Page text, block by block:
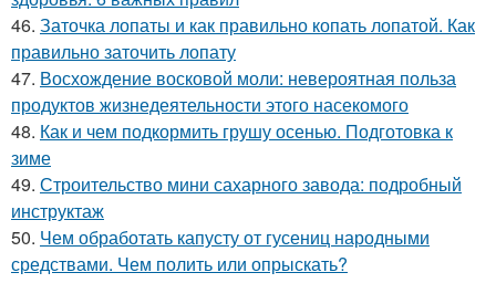
46. Заточка лопаты и как правильно копать лопатой. Как
правильно заточить лопату
47. Восхождение восковой моли: невероятная польза
продуктов жизнедеятельности этого насекомого
48. Как и чем подкормить грушу осенью. Подготовка к
зиме
49. Строительство мини сахарного завода: подробный
инструктаж
50. Чем обработать капусту от гусениц народными
средствами. Чем полить или опрыскать?